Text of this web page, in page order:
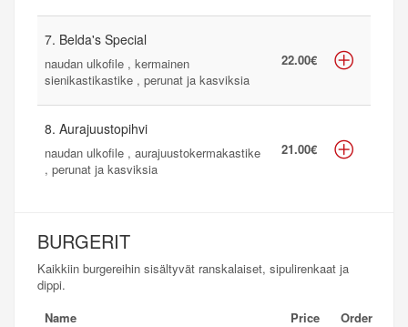
7. Belda's Special
naudan ulkofile , kermainen
sienikastikastike , perunat ja kasviksia
22.00€
8. Aurajuustopihvi
naudan ulkofile , aurajuustokermakastike
, perunat ja kasviksia
21.00€
BURGERIT
Kaikkiin burgereihin sisältyvät ranskalaiset, sipulirenkaat ja
dippi.
Name
Price Order